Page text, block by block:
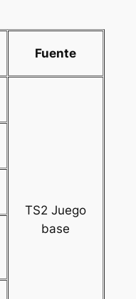
Fuente
TS2 Juego
base